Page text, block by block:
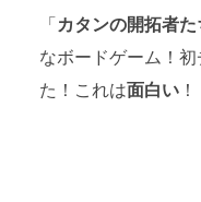
「 カタンの開拓者た
なボードゲーム！
た！これは面白い！